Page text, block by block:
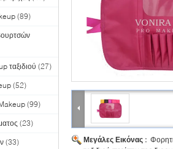
(89)
ταξιδιού (27)
(52)
(99)
(23)
(33) Μεγάλες Εικόνας :